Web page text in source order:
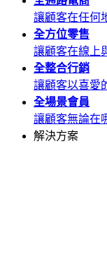
讓顧客在任何
全方位零售
讓顧客在線上
全整合行銷
讓顧客以喜愛
全場景會員
讓顧客無論在
解決方案